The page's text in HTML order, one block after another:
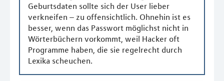
Geburtsdaten sollte sich der User lieber
verkneifen – zu offensichtlich. Ohnehin ist es
besser, wenn das Passwort möglichst nicht in
Wörterbüchern vorkommt, weil Hacker oft
Programme haben, die sie regelrecht durch
Lexika scheuchen.